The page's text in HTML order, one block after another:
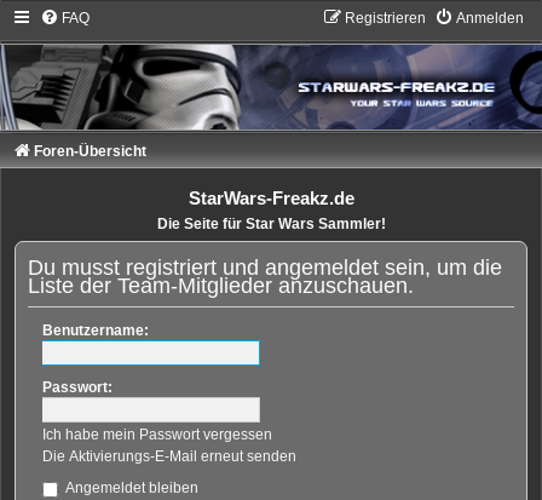
FAQ Anmelden
Registrieren
Foren-Übersicht
StarWars-Freakz.de
Die Seite für Star Wars Sammler!
Du musst registriert und angemeldet sein, um die
Liste der Team-Mitglieder anzuschauen.
Benutzername:
Passwort:
Ich habe mein Passwort vergessen
Die Aktivierungs-E-Mail erneut senden
Angemeldet bleiben